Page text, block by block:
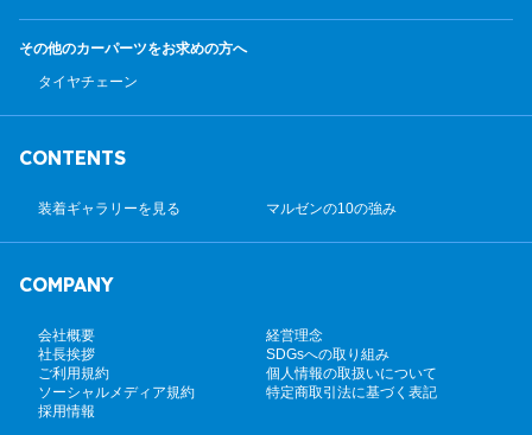
その他のカーパーツをお求めの方へ
タイヤチェーン
CONTENTS
装着ギャラリーを見る マルゼンの10の強み
COMPANY
会社概要
経営理念
社長挨拶
SDGsへの取り組み
ご利用規約
個人情報の取扱いについて
ソーシャルメディア規約
特定商取引法に基づく表記
採用情報